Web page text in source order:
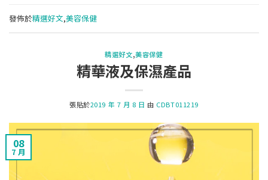
發佈於精選好文,美容保健
精選好文,美容保健
精華液及保濕產品
張貼於2019 年 7 月 8 日 由 CDBT011219
08
7 月